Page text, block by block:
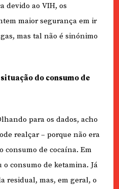
devido ao VIH, os
maior segurança em ir
mas tal não é sinónimo
do consumo de
para os dados, acho
realçar – porque não era
consumo de cocaína. Em
consumo de ketamina. Já
residual, mas, em geral, o